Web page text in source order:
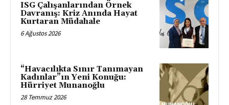
ISG Çalışanlarından Örnek
Davranış: Kriz Anında Hayat
Kurtaran Müdahale
6 Ağustos 2026
“Havacılıkta Sınır Tanımayan
Kadınlar”ın Yeni Konuğu:
Hürriyet Munanoğlu
28 Temmuz 2026